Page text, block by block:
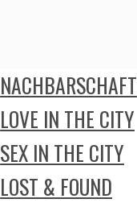
NACHBARSCHAFT
LOVE IN THE CITY
SEX IN THE CITY
LOST & FOUND